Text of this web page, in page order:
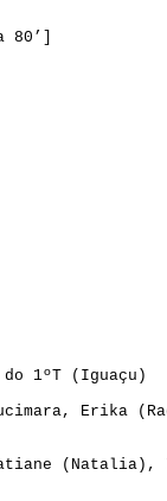
80’]
1ºT (Iguaçu)
, Erika
(Natalia),